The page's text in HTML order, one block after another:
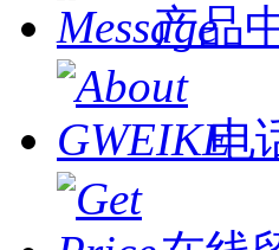
产品
电